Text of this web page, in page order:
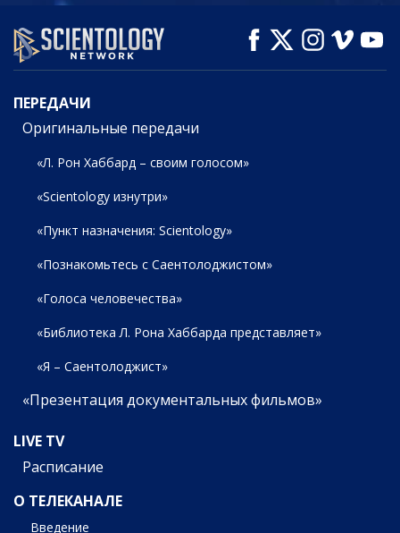
СМОТРЕТЬ СМОТРЕТЬ
СМОТРЕТЬ
ПЕРЕДАЧИ
ПЕРЕДАЧИ
Оригинальные передачи
«Л. Рон Хаббард – своим голосом»
«Scientology изнутри»
«Пункт назначения: Scientology»
«Познакомьтесь с Саентолоджистом»
«Голоса человечества»
«Библиотека Л. Рона Хаббарда представляет»
«Я – Саентолоджист»
«Презентация документальных фильмов»
LIVE TV
Расписание
О ТЕЛЕКАНАЛЕ
Введение